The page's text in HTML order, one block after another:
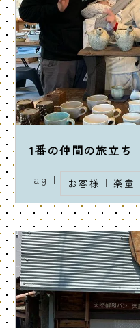
1番の仲間の旅立ち
Tag | お客様 |楽童